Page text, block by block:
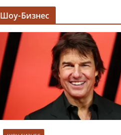
Задержана мэр
Ситникова, в её
прошли обыски
Лолита ответила
на требования
из новогодних
Шоу-Бизнес